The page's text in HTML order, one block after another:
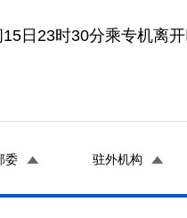
23时30分乘专机离开
委 驻外机构